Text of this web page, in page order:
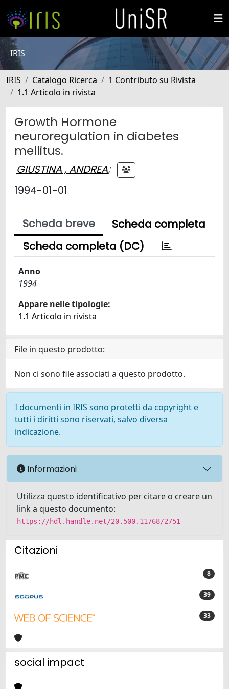
IRIS
IRIS Catalogo Ricerca
1 Contributo su Rivista
1.1 Articolo in rivista
Growth Hormone
neuroregulation in diabetes
mellitus.
GIUSTINA , ANDREA;
1994-01-01
Scheda breve
Scheda completa
Scheda completa (DC)
Anno
1994
Appare nelle tipologie:
1.1 Articolo in rivista
File in questo prodotto:
Non ci sono file associati a questo prodotto.
I documenti in IRIS sono protetti da copyright e
tutti i diritti sono riservati, salvo diversa
indicazione.
Informazioni
Utilizza questo identificativo per citare o creare un
link a questo documento:
https://hdl.handle.net/20.500.11768/2751
Citazioni
8
39
33
social impact